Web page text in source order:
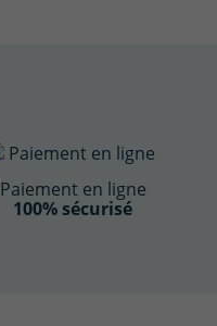
Paiement en ligne
100% sécurisé